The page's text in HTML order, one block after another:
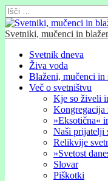
Išči:
Svetniki, mučenci in
Glavni
meni
Skip
content
Svetnik dneva
Živa voda
Blaženi, mučenci in
Več o svetništvu
Kje so živeli
Kongregacija
»Eksotična«
Naši prijatelji
Relikvije
»Svetost
Slovar
Piškotki